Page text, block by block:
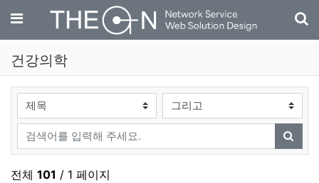
메뉴
건강의학
검색대상
검색어
검색
전체 101 / 1 페이지